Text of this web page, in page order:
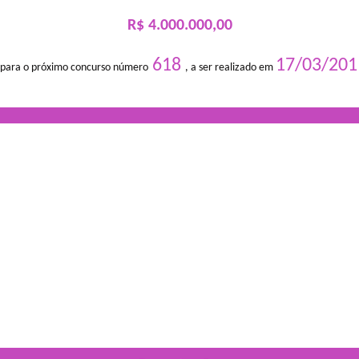
R$ 4.000.000,00
o próximo concurso número 618 , a ser realizado em 17/03/